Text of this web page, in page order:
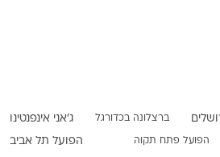
ברצלונה בכדורגל ג'אני אינפנטינו
הפועל פתח תקוה הפועל תל אביב